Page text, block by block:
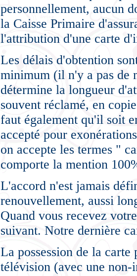
personnellement, aucun
la Caisse Primaire
l'attribution d'une carte
Les délais d'obtention
minimum (il n'y a pas de
détermine la longueur
souvent réclamé, en
faut également qu'il soit
accepté pour
on accepte les termes "
comporte la mention
L'accord n'est jamais
renouvellement, aussi
Quand vous recevez
suivant. Notre dernière
La possession de la
télévision (avec une